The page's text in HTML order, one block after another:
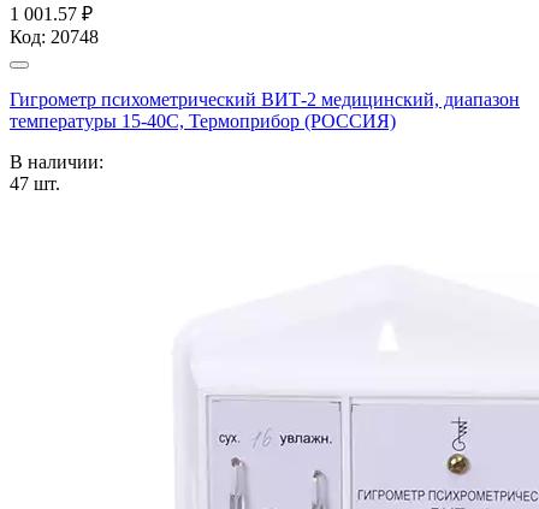
1 001.57 ₽
Код: 20748
Гигрометр психометрический ВИТ-2 медицинский, диапазон
температуры 15-40С, Термоприбор (РОССИЯ)
В наличии:
47 шт.